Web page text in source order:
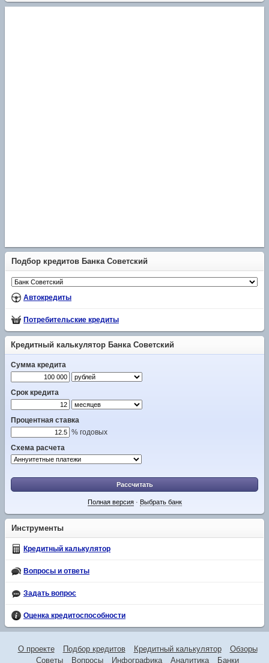
Подбор кредитов Банка Советский
Автокредиты
Потребительские кредиты
Кредитный калькулятор Банка Советский
Сумма кредита
Срок кредита
Процентная ставка
% годовых
Схема расчета
Рассчитать
Полная версия· Выбрать банк
Инструменты
Кредитный калькулятор
Вопросы и ответы
Задать вопрос
Оценка кредитоспособности
О проекте Подбор кредитов Кредитный калькулятор
Обзоры
Советы
Вопросы Инфографика Аналитика Банки